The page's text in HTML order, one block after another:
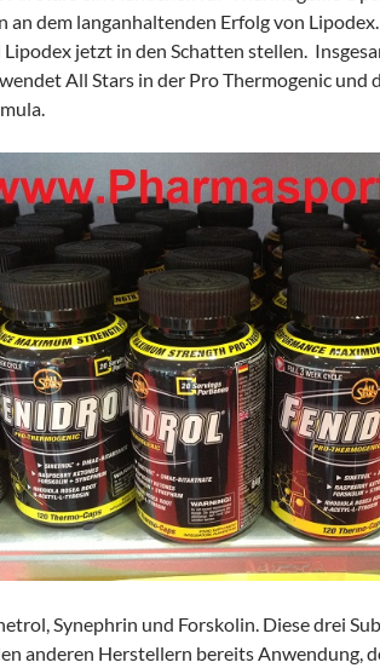
an dem langanhaltenden Erfolg von
Lipodex jetzt in den Schatten stellen.
All Stars in der Pro Thermogenic und
Synephrin und Forskolin. Diese drei
anderen Herstellern bereits Anwendung,